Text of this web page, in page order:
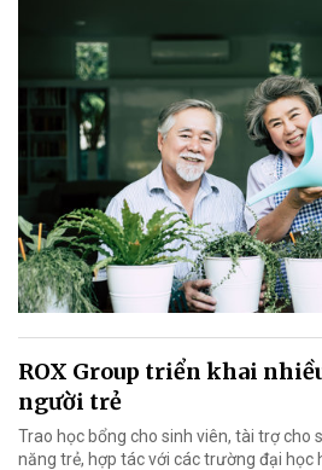
ROX Group triển khai
người trẻ
Trao học bổng cho sinh viên, tài trợ cho
năng trẻ, hợp tác với các trường đại học